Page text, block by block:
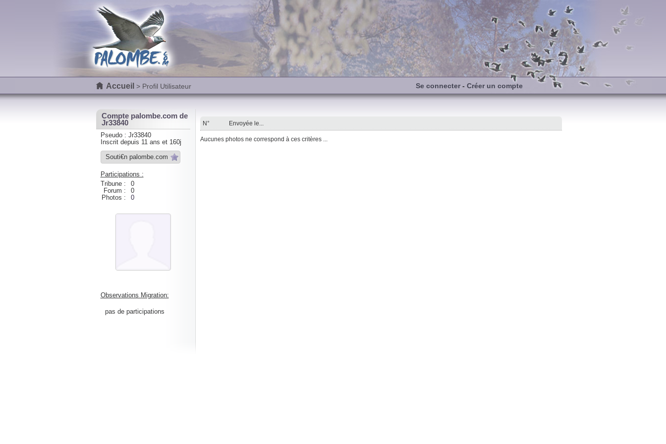
Accueil > Profil Utilisateur Se connecter- Créer un compte
Compte palombe.com de
Jr33840
Pseudo : Jr33840
Inscrit depuis 11 ans et 160j
Souti€n palombe.com
Participations :
Tribune :
0
Forum :
0
Photos :
0
Observations Migration:
pas de participations
N° Envoyée le...
Aucunes photos ne correspond à ces critères ...